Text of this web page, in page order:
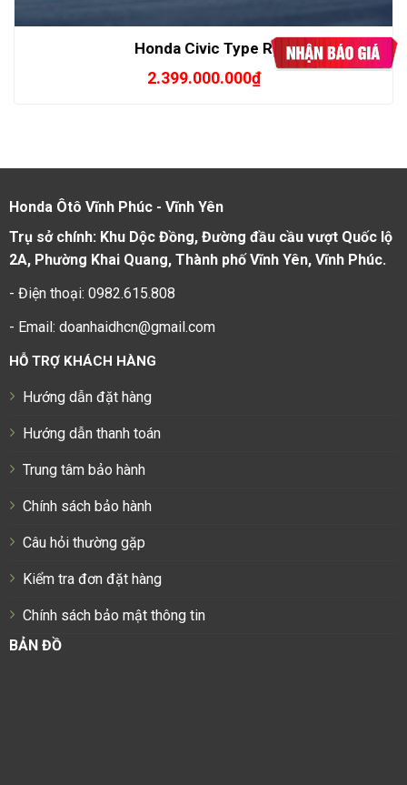
Honda Civic Type R
2.399.000.000₫
Honda Ôtô Vĩnh Phúc - Vĩnh Yên
Trụ sở chính: Khu Dộc Đồng, Đường đầu cầu vượt Quốc lộ
2A, Phường Khai Quang, Thành phố Vĩnh Yên, Vĩnh Phúc.
- Điện thoại: 0982.615.808
- Email: doanhaidhcn@gmail.com
HỖ TRỢ KHÁCH HÀNG
Hướng dẫn đặt hàng
Hướng dẫn thanh toán
Trung tâm bảo hành
Chính sách bảo hành
Câu hỏi thường gặp
Kiểm tra đơn đặt hàng
Chính sách bảo mật thông tin
BẢN ĐỒ